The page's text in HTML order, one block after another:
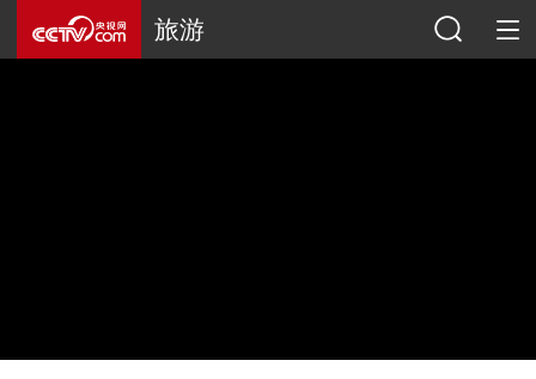
旅游